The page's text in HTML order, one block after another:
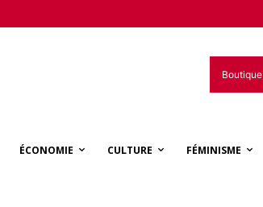
Boutique
ÉCONOMIE CULTURE FÉMINISME